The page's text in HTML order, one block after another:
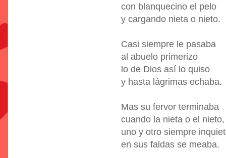
con blanquecino el pelo
y cargando nieta o nieto.
Casi siempre le pasaba
al abuelo primerizo
lo de Dios así lo quiso
y hasta lágrimas echaba.
Mas su fervor terminaba
cuando la nieta o el nieto,
uno y otro siempre
en sus faldas se meaba.